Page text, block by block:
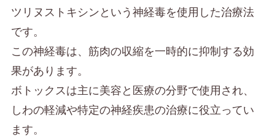
ツリヌストキシンという神経毒を使用した治療法
です。
この神経毒は、筋肉の収縮を一時的に抑制する効
果があります。
ボトックスは主に美容と医療の分野で使用され、
しわの軽減や特定の神経疾患の治療に役立ってい
ます。